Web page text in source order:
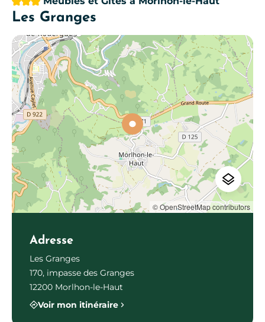
Les Granges
© OpenStreetMap contributors
Adresse
Les Granges
170, impasse des Granges
12200 Morlhon-le-Haut
Voir mon itinéraire